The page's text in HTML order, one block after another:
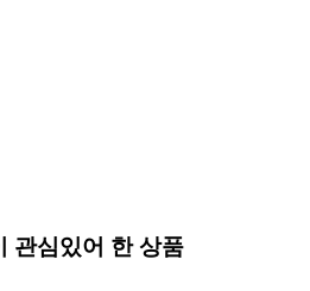
관심있어 한 상품